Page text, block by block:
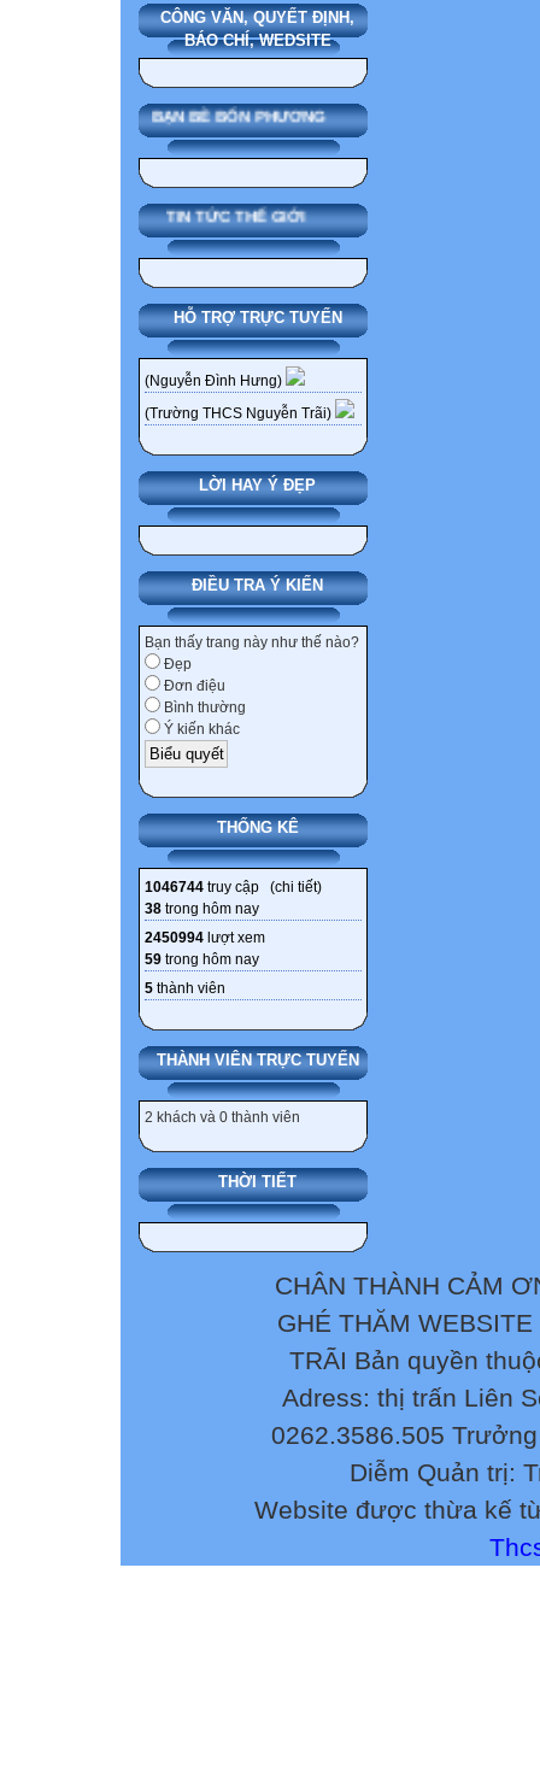
CÔNG VĂN, QUYẾT ĐỊNH,
BÁO CHÍ, WEDSITE
BẠN BÈ BỐN PHƯƠNG
TIN TỨC THẾ GIỚI
HỖ TRỢ TRỰC TUYẾN
(Nguyễn Đình Hưng)
(Trường THCS Nguyễn Trãi)
LỜI HAY Ý ĐẸP
ĐIỀU TRA Ý KIẾN
Bạn thấy trang này như thế nào?
Đẹp
Đơn điệu
Bình thường
Ý kiến khác
THỐNG KÊ
1046744 truy cập (chi tiết)
38 trong hôm nay
2450994 lượt xem
59 trong hôm nay
5 thành viên
THÀNH VIÊN TRỰC TUYẾN
2 khách và 0 thành viên
THỜI TIẾT
CHÂN THÀNH CẢM
GHÉ THĂM
TRÃI Bản quyền
Adress: thị trấn Liên
0262.3586.505
Diễm Quản trị:
Website được thừa kế